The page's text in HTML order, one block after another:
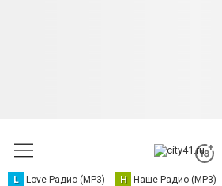
L Love Радио (MP3) Н Наше Радио (MP3)